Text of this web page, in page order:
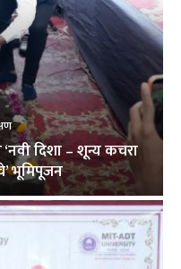
दिशा – शून्य कचरा
भूमिपूजन